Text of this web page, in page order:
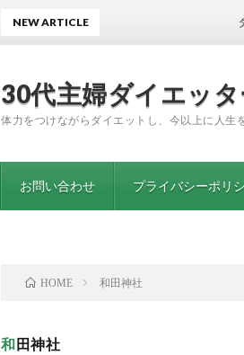
30代主婦ダイエッ
体力をつけながらダイエットし、今以上に人生
お問い合わせ プライバシーポリ
NEW ARTICLE ダイ
HOME 和田神社
和田神社